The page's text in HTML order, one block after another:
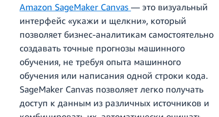
Amazon SageMaker Canvas — это визуальный
интерфейс «укажи и щелкни», который
позволяет бизнес-аналитикам самостоятельно
создавать точные прогнозы машинного
обучения, не требуя опыта машинного
обучения или написания одной строки кода.
SageMaker Canvas позволяет легко получать
доступ к данным из различных источников и